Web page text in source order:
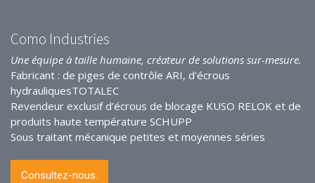
Como Industries
Une équipe à taille humaine, créateur de solutions sur-mesure.
Fabricant : de piges de contrôle ARI, d'écrous
hydrauliquesTOTALEC
Revendeur exclusif d’écrous de blocage KUSO RELOK et de
produits haute température SCHUPP
Sous traitant mécanique petites et moyennes séries
Consultez-nous.